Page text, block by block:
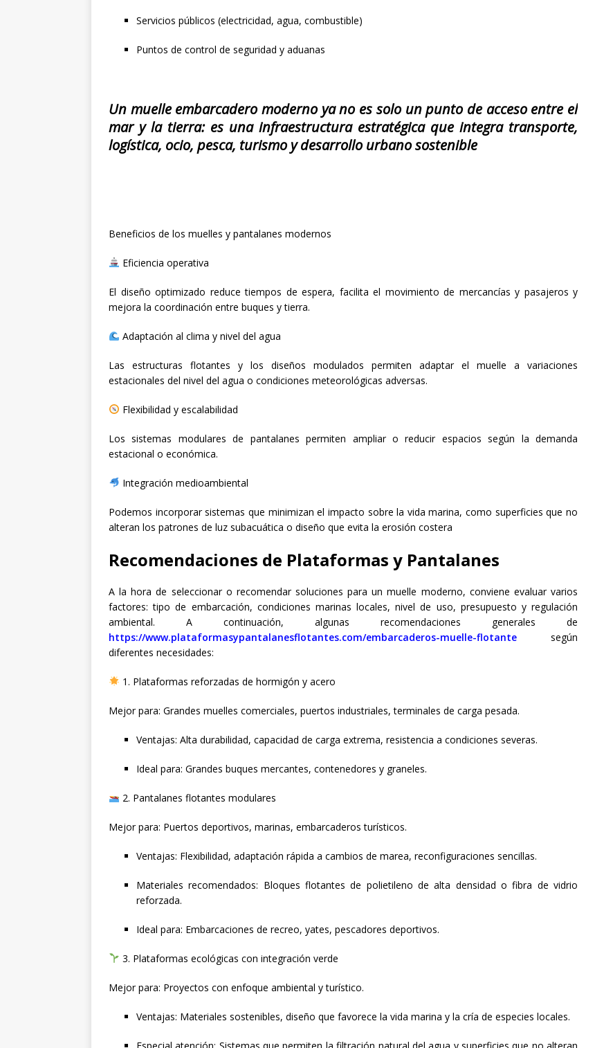
Servicios públicos (electricidad, agua, combustible)
Puntos de control de seguridad y aduanas
Un muelle embarcadero moderno ya no es solo un punto de acceso entre el
mar y la tierra: es una infraestructura estratégica que integra transporte,
logística, ocio, pesca, turismo y desarrollo urbano sostenible
Beneficios de los muelles y pantalanes modernos
Eficiencia operativa
El diseño optimizado reduce tiempos de espera, facilita el movimiento de mercancías y pasajeros y
mejora la coordinación entre buques y tierra.
Adaptación al clima y nivel del agua
Las estructuras flotantes y los diseños modulados permiten adaptar el muelle a variaciones
estacionales del nivel del agua o condiciones meteorológicas adversas.
Flexibilidad y escalabilidad
Los sistemas modulares de pantalanes permiten ampliar o reducir espacios según la demanda
estacional o económica.
Integración medioambiental
Podemos incorporar sistemas que minimizan el impacto sobre la vida marina, como superficies que no
alteran los patrones de luz subacuática o diseño que evita la erosión costera
Recomendaciones de Plataformas y Pantalanes
A la hora de seleccionar o recomendar soluciones para un muelle moderno, conviene evaluar varios
factores: tipo de embarcación, condiciones marinas locales, nivel de uso, presupuesto y regulación
ambiental. A continuación, algunas recomendaciones generales de
https://www.plataformasypantalanesflotantes.com/embarcaderos-muelle-flotante según
diferentes necesidades:
1. Plataformas reforzadas de hormigón y acero
Mejor para: Grandes muelles comerciales, puertos industriales, terminales de carga pesada.
Ventajas: Alta durabilidad, capacidad de carga extrema, resistencia a condiciones severas.
Ideal para: Grandes buques mercantes, contenedores y graneles.
2. Pantalanes flotantes modulares
Mejor para: Puertos deportivos, marinas, embarcaderos turísticos.
Ventajas: Flexibilidad, adaptación rápida a cambios de marea, reconfiguraciones sencillas.
Materiales recomendados: Bloques flotantes de polietileno de alta densidad o fibra de vidrio
reforzada.
Ideal para: Embarcaciones de recreo, yates, pescadores deportivos.
3. Plataformas ecológicas con integración verde
Mejor para: Proyectos con enfoque ambiental y turístico.
Ventajas: Materiales sostenibles, diseño que favorece la vida marina y la cría de especies locales.